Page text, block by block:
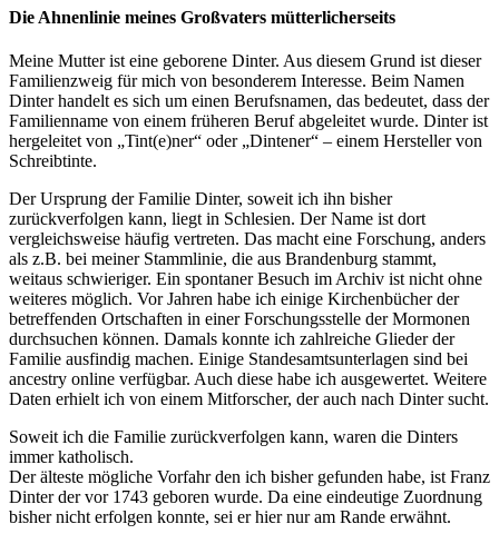
Die Ahnenlinie meines Großvaters mütterlicherseits
Meine Mutter ist eine geborene Dinter. Aus diesem Grund ist dieser
Familienzweig für mich von besonderem Interesse. Beim Namen
Dinter handelt es sich um einen Berufsnamen, das bedeutet, dass der
Familienname von einem früheren Beruf abgeleitet wurde. Dinter ist
hergeleitet von „Tint(e)ner“ oder „Dintener“ – einem Hersteller von
Schreibtinte.
Der Ursprung der Familie Dinter, soweit ich ihn bisher
zurückverfolgen kann, liegt in Schlesien. Der Name ist dort
vergleichsweise häufig vertreten. Das macht eine Forschung, anders
als z.B. bei meiner Stammlinie, die aus Brandenburg stammt,
weitaus schwieriger. Ein spontaner Besuch im Archiv ist nicht ohne
weiteres möglich. Vor Jahren habe ich einige Kirchenbücher der
betreffenden Ortschaften in einer Forschungsstelle der Mormonen
durchsuchen können. Damals konnte ich zahlreiche Glieder der
Familie ausfindig machen. Einige Standesamtsunterlagen sind bei
ancestry online verfügbar. Auch diese habe ich ausgewertet. Weitere
Daten erhielt ich von einem Mitforscher, der auch nach Dinter sucht.
Soweit ich die Familie zurückverfolgen kann, waren die Dinters
immer katholisch.
Der älteste mögliche Vorfahr den ich bisher gefunden habe, ist Franz
Dinter der vor 1743 geboren wurde. Da eine eindeutige Zuordnung
bisher nicht erfolgen konnte, sei er hier nur am Rande erwähnt.